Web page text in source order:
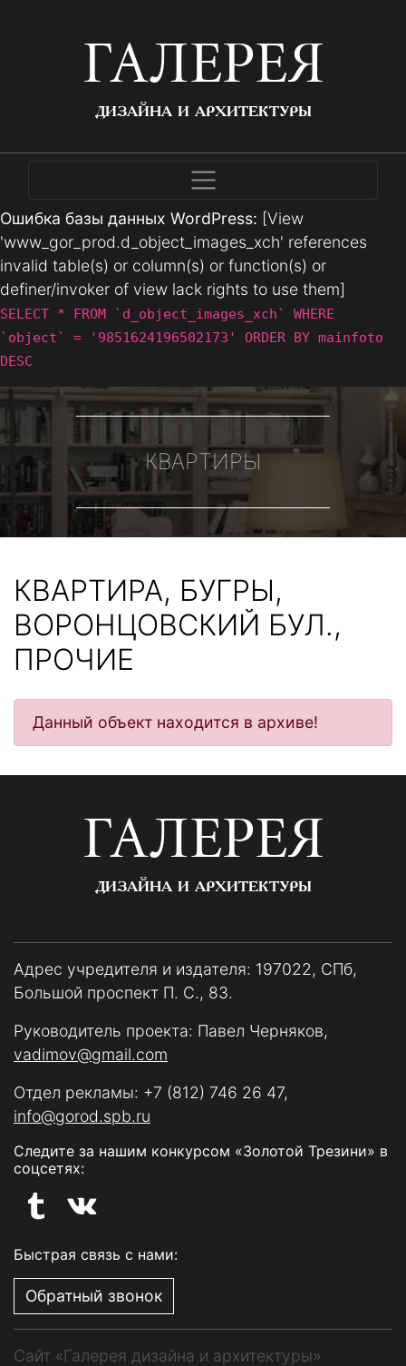
ГАЛЕРЕЯ
ДИЗАЙНА И АРХИТЕКТУРЫ
Ошибка базы данных WordPress: [View
'www_gor_prod.d_object_images_xch' references
invalid table(s) or column(s) or function(s) or
definer/invoker of view lack rights to use them]
SELECT * FROM `d_object_images_xch` WHERE
`object` = '9851624196502173' ORDER BY mainfoto
DESC
КВАРТИРЫ
КВАРТИРА, БУГРЫ,
ВОРОНЦОВСКИЙ БУЛ.,
ПРОЧИЕ
Данный объект находится в архиве!
ГАЛЕРЕЯ
ДИЗАЙНА И АРХИТЕКТУРЫ
Адрес учредителя и издателя: 197022, СПб,
Большой проспект П. С., 83.
Руководитель проекта: Павел Черняков,
vadimov@gmail.com
Отдел рекламы: +7 (812) 746 26 47,
info@gorod.spb.ru
Следите за нашим конкурсом «Золотой Трезини» в
соцсетях:
Быстрая связь с нами:
Обратный звонок
Сайт «Галерея дизайна и архитектуры»